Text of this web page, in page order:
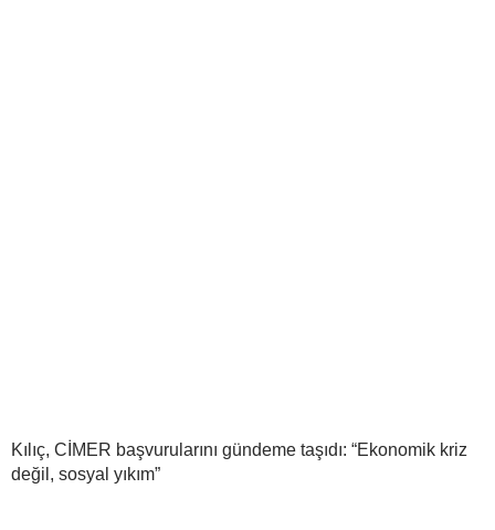
Kılıç, CİMER başvurularını gündeme taşıdı: “Ekonomik kriz
değil, sosyal yıkım”